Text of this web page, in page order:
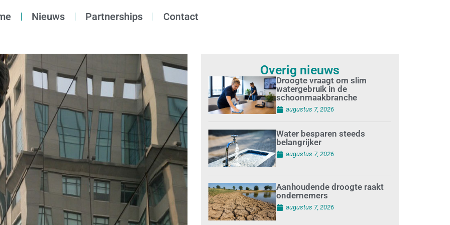
Nieuws Partnerships Contact
Overig nieuws
Droogte vraagt om slim
watergebruik in de
schoonmaakbranche
augustus 7, 2026
Water besparen steeds
belangrijker
augustus 7, 2026
Aanhoudende droogte raakt
ondernemers
augustus 7, 2026